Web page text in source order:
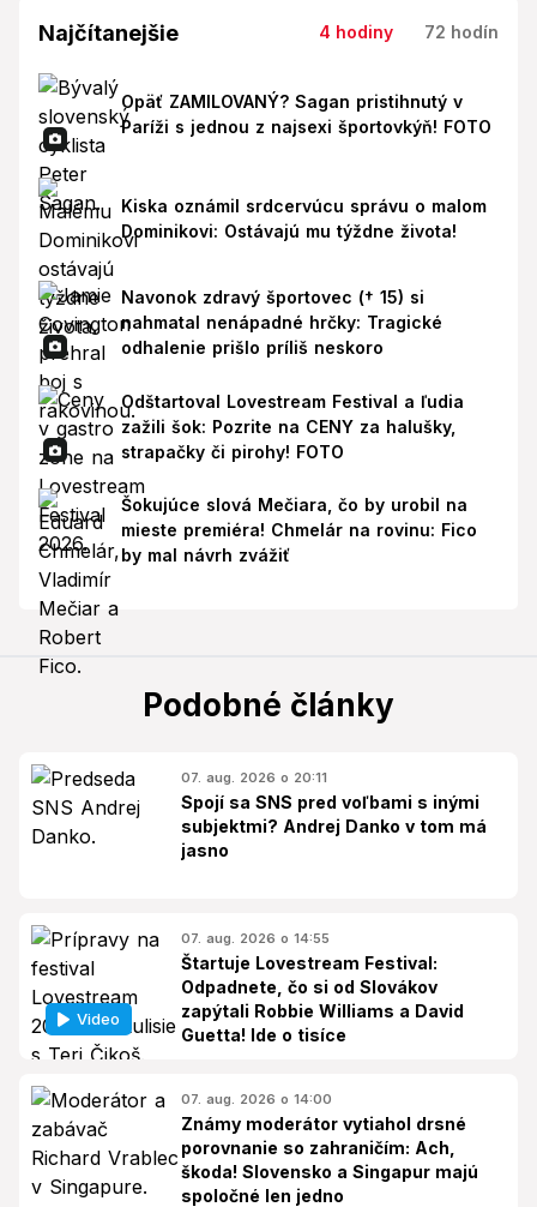
Najčítanejšie 4 hodiny 72 hodín
Opäť ZAMILOVANÝ? Sagan pristihnutý v
Paríži s jednou z najsexi športovkýň! FOTO
Kiska oznámil srdcervúcu správu o malom
Dominikovi: Ostávajú mu týždne života!
Navonok zdravý športovec († 15) si
nahmatal nenápadné hrčky: Tragické
odhalenie prišlo príliš neskoro
Odštartoval Lovestream Festival a ľudia
zažili šok: Pozrite na CENY za halušky,
strapačky či pirohy! FOTO
Šokujúce slová Mečiara, čo by urobil na
mieste premiéra! Chmelár na rovinu: Fico
by mal návrh zvážiť
Podobné články
07. aug. 2026 o 20:11
Spojí sa SNS pred voľbami s inými
subjektmi? Andrej Danko v tom má
jasno
Video
07. aug. 2026 o 14:55
Štartuje Lovestream Festival:
Odpadnete, čo si od Slovákov
zapýtali Robbie Williams a David
Guetta! Ide o tisíce
07. aug. 2026 o 14:00
Známy moderátor vytiahol drsné
porovnanie so zahraničím: Ach,
škoda! Slovensko a Singapur majú
spoločné len jedno